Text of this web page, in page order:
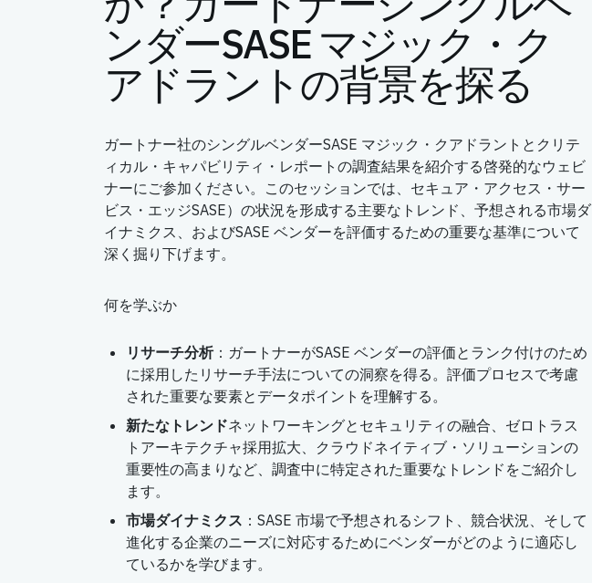
ンダーSASE マジック・ク
アドラントの背景を探る
ガートナー社のシングルベンダーSASE マジック・クアドラントとクリテ
ィカル・キャパビリティ・レポートの調査結果を紹介する啓発的なウェビ
ナーにご参加ください。このセッションでは、セキュア・アクセス・サー
ビス・エッジSASE）の状況を形成する主要なトレンド、予想される市場ダ
イナミクス、およびSASE ベンダーを評価するための重要な基準について
深く掘り下げます。
何を学ぶか
リサーチ分析：ガートナーがSASE ベンダーの評価とランク付けのため
に採用したリサーチ手法についての洞察を得る。評価プロセスで考慮
された重要な要素とデータポイントを理解する。
新たなトレンドネットワーキングとセキュリティの融合、ゼロトラス
トアーキテクチャ採用拡大、クラウドネイティブ・ソリューションの
重要性の高まりなど、調査中に特定された重要なトレンドをご紹介し
ます。
市場ダイナミクス ：SASE 市場で予想されるシフト、競合状況、そして
進化する企業のニーズに対応するためにベンダーがどのように適応し
ているかを学びます。